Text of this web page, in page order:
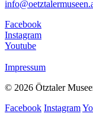
Facebook
Instagram
Youtube
Impressum
© 2026 Ötztaler
Facebook Instagram